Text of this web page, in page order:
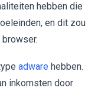
hebben die
en dit zou
adware hebben.
inkomsten door